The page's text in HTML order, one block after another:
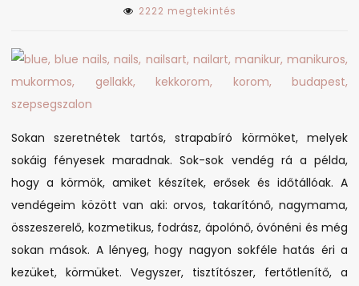
Strapabíró
2222 megtekintés
Sokan szeretnétek tartós, strapabíró körmöket, melyek
sokáig fényesek maradnak. Sok-sok vendég rá a példa,
hogy a körmök, amiket készítek, erősek és időtállóak. A
vendégeim között van aki: orvos, takarítónő, nagymama,
összeszerelő, kozmetikus, fodrász, ápolónő, óvónéni és még
sokan mások. A lényeg, hogy nagyon sokféle hatás éri a
kezüket, körmüket. Vegyszer, tisztítószer, fertőtlenítő, a